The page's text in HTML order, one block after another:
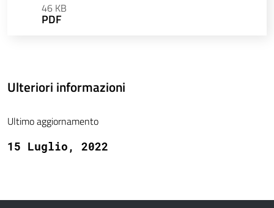
46 KB
PDF
Ulteriori informazioni
Ultimo aggiornamento
15 Luglio, 2022